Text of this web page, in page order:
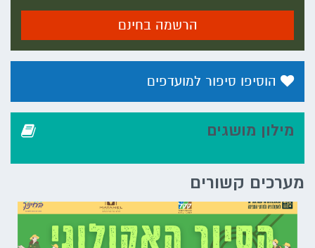
הרשמה בחינם
הוסיפו סיפור למועדפים
מילון מושגים
מערכים קשורים